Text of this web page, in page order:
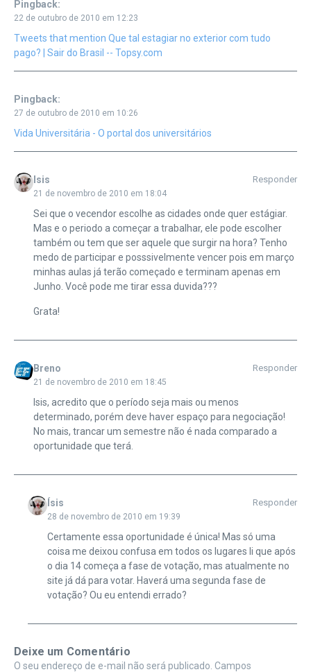
Pingback:
22 de outubro de 2010 em 12:23
Tweets that mention Que tal estagiar no exterior com tudo
pago? | Sair do Brasil -- Topsy.com
Pingback:
27 de outubro de 2010 em 10:26
Vida Universitária - O portal dos universitários
Isis
21 de novembro de 2010 em 18:04
Responder
Sei que o vecendor escolhe as cidades onde quer estágiar.
Mas e o periodo a começar a trabalhar, ele pode escolher
também ou tem que ser aquele que surgir na hora? Tenho
medo de participar e posssivelmente vencer pois em março
minhas aulas já terão começado e terminam apenas em
Junho. Você pode me tirar essa duvida???
Grata!
Breno
21 de novembro de 2010 em 18:45
Responder
Isis, acredito que o período seja mais ou menos
determinado, porém deve haver espaço para negociação!
No mais, trancar um semestre não é nada comparado a
oportunidade que terá.
Ísis
28 de novembro de 2010 em 19:39
Responder
Certamente essa oportunidade é única! Mas só uma
coisa me deixou confusa em todos os lugares li que após
o dia 14 começa a fase de votação, mas atualmente no
site já dá para votar. Haverá uma segunda fase de
votação? Ou eu entendi errado?
Deixe um Comentário
O seu endereço de e-mail não será publicado. Campos